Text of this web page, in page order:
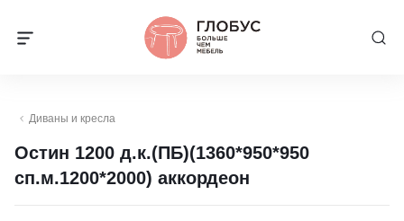
Диваны и кресла
Остин 1200 д.к.(ПБ)(1360*950*950
сп.м.1200*2000) аккордеон